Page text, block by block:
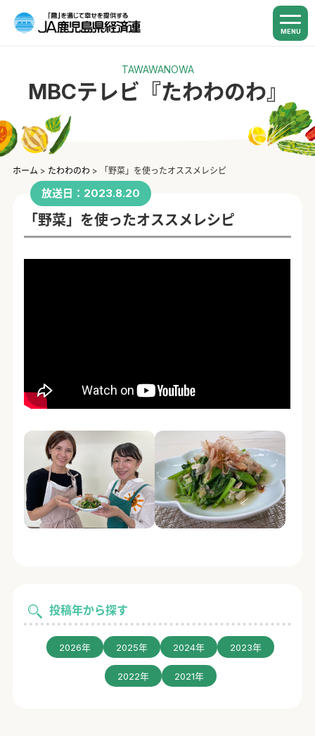
MENU
TAWAWANOWA
MBCテレビ『たわわのわ』
ホーム > たわわのわ > 「野菜」を使ったオススメレシピ
投稿年から探す
2026年 2025年 2024年 2023年
2022年 2021年
放送日：2023.8.20
「野菜」を使ったオススメレシピ